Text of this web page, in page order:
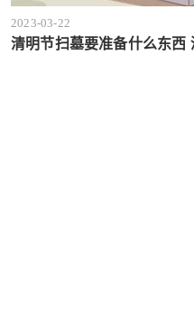
2023-03-22
清明节扫墓要准备什么东西